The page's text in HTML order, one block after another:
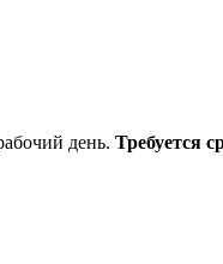
день. Требуется